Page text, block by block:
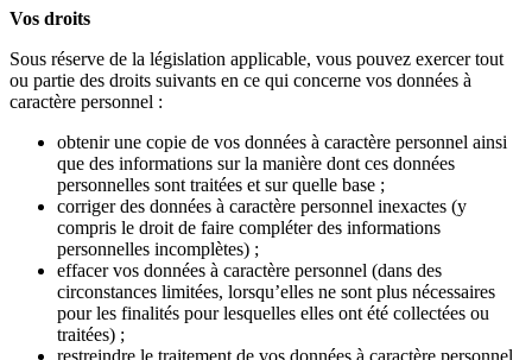
Vos droits
Sous réserve de la législation applicable, vous pouvez exercer tout
ou partie des droits suivants en ce qui concerne vos données à
caractère personnel :
obtenir une copie de vos données à caractère personnel ainsi
que des informations sur la manière dont ces données
personnelles sont traitées et sur quelle base ;
corriger des données à caractère personnel inexactes (y
compris le droit de faire compléter des informations
personnelles incomplètes) ;
effacer vos données à caractère personnel (dans des
circonstances limitées, lorsqu’elles ne sont plus nécessaires
pour les finalités pour lesquelles elles ont été collectées ou
traitées) ;